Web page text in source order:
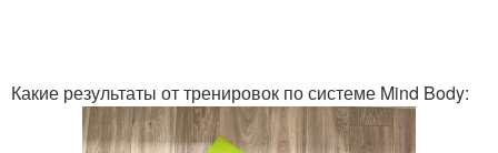
Какие результаты от тренировок по системе Mind Body: